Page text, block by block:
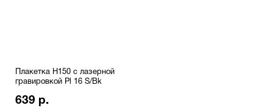
Плакетка H150 с лазерной
гравировкой Pl 16 S/Bk
639 р.